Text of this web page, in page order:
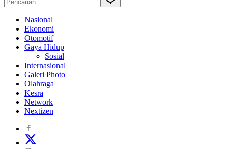
Nasional
Ekonomi
Otomotif
Gaya Hidup
Sosial
Internasional
Galeri Photo
Olahraga
Kesra
Network
Nextizen